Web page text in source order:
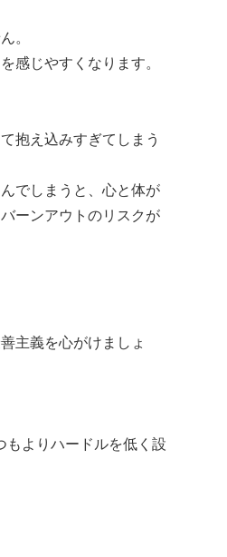
。
感じやすくなります。
抱え込みすぎてしまう
でしまうと、心と体が
ーンアウトのリスクが
主義を心がけましょ
もよりハードルを低く設